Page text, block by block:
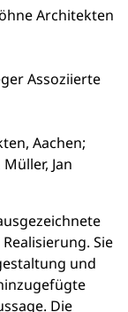
Architekten
Assoziierte
Aachen;
Jan
Sie
und
Die